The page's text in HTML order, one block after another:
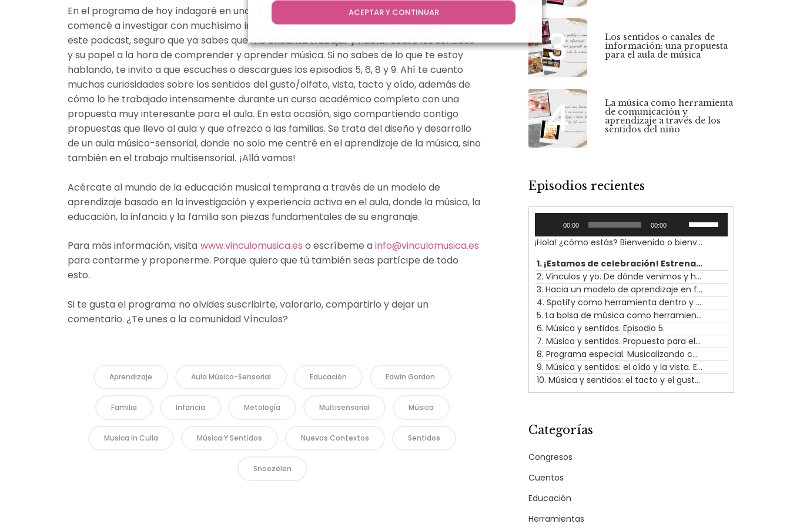
INCRUSTAR
En el programa de hoy indagaré en una temática nueva para mi y que, en su momento,
comencé a investigar con muchísimo interés y motivación. Si eres oyente habitual de
este podcast, seguro que ya sabes que me encanta trabajar y hablar sobre los sentidos
y su papel a la hora de comprender y aprender música. Si no sabes de lo que te estoy
hablando, te invito a que escuches o descargues los episodios 5, 6, 8 y 9. Ahí te cuento
muchas curiosidades sobre los sentidos del gusto/olfato, vista, tacto y oído, además de
cómo lo he trabajado intensamente durante un curso académico completo con una
propuesta muy interesante para el aula. En esta ocasión, sigo compartiendo contigo
propuestas que llevo al aula y que ofrezco a las familias. Se trata del diseño y desarrollo
de un aula músico-sensorial, donde no solo me centré en el aprendizaje de la música, sino
también en el trabajo multisensorial. ¡Allá vamos!
Acércate al mundo de la educación musical temprana a través de un modelo de
aprendizaje basado en la investigación y experiencia activa en el aula, donde la música, la
educación, la infancia y la familia son piezas fundamentales de su engranaje.
Para más información, visita www.vinculomusica.es o escríbeme ainfo@vinculomusica.es
para contarme y proponerme. Porque quiero que tú también seas partícipe de todo
esto.
Si te gusta el programa no olvides suscribirte, valorarlo, compartirlo y dejar un
comentario. ¿Te unes a la comunidad Vínculos?
Aprendizaje Aula Músico-Sensorial Educación Edwin Gordon
Familia Infancia Metología Multisensorial Música
Musica In Culla Música Y Sentidos Nuevos Contextos Sentidos
Snoezelen
3
Los sentidos o canales de
información: una propuesta
para el aula de música
4
La música como herramienta
de comunicación y
aprendizaje a través de los
sentidos del niño
Episodios recientes
audio
00:00 00:00
teclas
flecha
arriba/abajo
para
aumentar
o
el
volumen.
¡Hola! ¿cómo estás? Bienvenido o bienvenida a Vínculos, TU podcast sobre música, educación, infancia y familia. En este episodio introductorio nos presentaremos, mi proyecto y yo misma. Porque creo que es importante que me conozcas y cómo he llegado hasta este momento y a la necesidad de crear este podcast 'Vínculos'.
1. ¡Estamos de celebración! Estrenamos Vínculos. Episodio 0
2. Vínculos y yo. De dónde venimos y hacia dónde vamos. Episodio 1
3. Hacia un modelo de aprendizaje en familia. Episodio 2
4. Spotify como herramienta dentro y fuera del aula. Episodio 3
5. La bolsa de música como herramienta dentro y fuera del aula. Episodio 4.
6. Música y sentidos. Episodio 5.
7. Música y sentidos. Propuesta para el aula. Episodio 6.
8. Programa especial. Musicalizando cuentos. Episodio 7.
9. Música y sentidos: el oído y la vista. Episodio 8
10. Música y sentidos: el tacto y el gusto/olfato. Episodio 9.
Categorías
Congresos
Cuentos
Educación
Herramientas
Educación Musical Temprana (0-4
ACEPTAR Y CONTINUAR